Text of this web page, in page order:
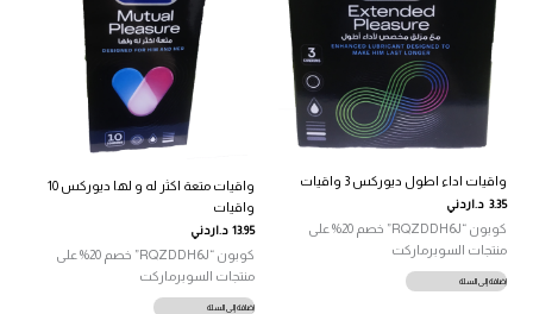
واقيات اداء اطول ديوركس 3 واقيات
3.35 د.اردني
كوبون “RQZDDH6J” خصم 20% على
منتجات السوبرماركت
إضافة إلى السلة
واقيات متعة اكثر له و لها ديوركس 10
واقيات
13.95 د.اردني
كوبون “RQZDDH6J” خصم 20% على
منتجات السوبرماركت
إضافة إلى السلة